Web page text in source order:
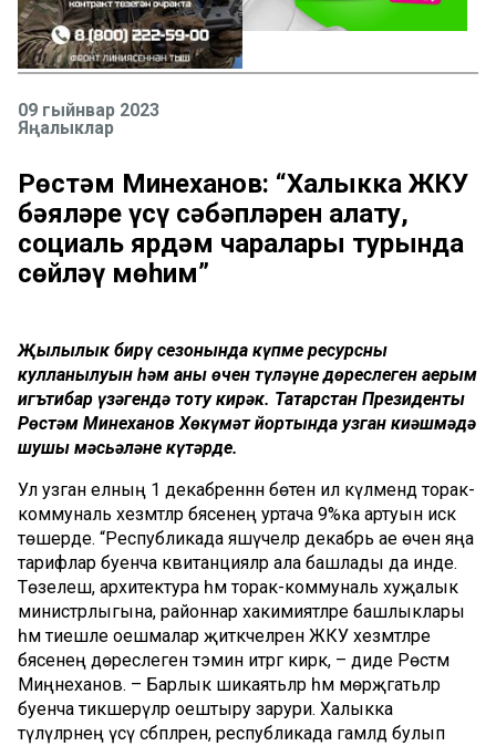
09 гыйнвар 2023
Яңалыклар
Рөстәм Миңнеханов: “Халыкка ЖКУ
бәяләре үсү сәбәпләрен аңлату,
социаль ярдәм чаралары турында
сөйләү мөһим”
Җылылык бирү сезонында күпме ресурсның
кулланылуын һәм аның өчен түләүнең дөреслеген аерым
игътибар үзәгендә тоту кирәк. Татарстан Президенты
Рөстәм Миңнеханов Хөкүмәт йортында узган киңәшмәдә
шушы мәсьәләне күтәрде.
Ул узган елның 1 декабреннән бөтен ил күләмендә торак-
коммуналь хезмәтләр бәясенең уртача 9%ка артуын искә
төшерде. “Республикада яшәүчеләр декабрь ае өчен яңа
тарифлар буенча квитанцияләр ала башлады да инде.
Төзелеш, архитектура һәм торак-коммуналь хуҗалык
министрлыгына, районнар хакимиятләре башлыклары
һәм тиешле оешмалар җитәкчеләренә ЖКУ хезмәтләре
бәясенең дөреслеген тәэмин итәргә кирәк, – диде Рөстәм
Миңнеханов. – Барлык шикаятьләр һәм мөрәҗәгатьләр
буенча тикшерүләр оештыру зарури. Халыкка
түләүләрнең үсү сәбәпләрен, республикада гамәлдә булып